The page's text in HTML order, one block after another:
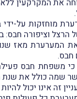
המנוחה את
מוחזקות על-
וציפורה חבס:
הרלוונטיות לערעור זה, הם בני
חבס.
כי משפחת חבס
זה אינו יכול